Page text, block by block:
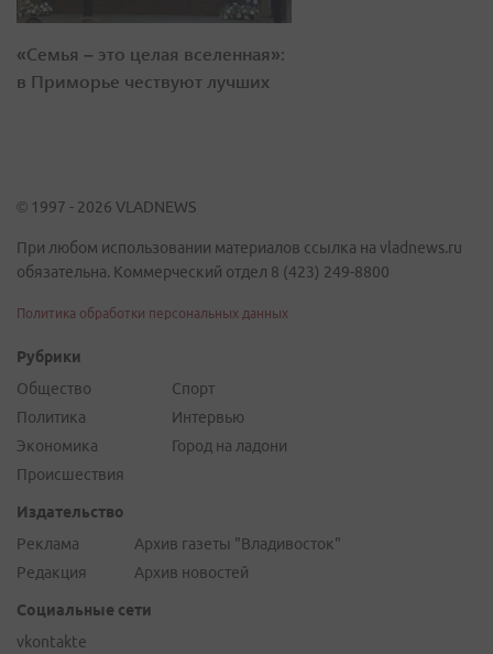
«Семья – это целая вселенная»:
в Приморье чествуют лучших
© 1997 - 2026 VLADNEWS
При любом использовании материалов ссылка на vladnews.ru
обязательна. Коммерческий отдел 8 (423) 249-8800
Политика обработки персональных данных
Рубрики
Общество
Политика
Экономика
Происшествия
Спорт
Интервью
Город на ладони
Издательство
Реклама
Редакция
Архив газеты "Владивосток"
Архив новостей
Социальные сети
vkontakte